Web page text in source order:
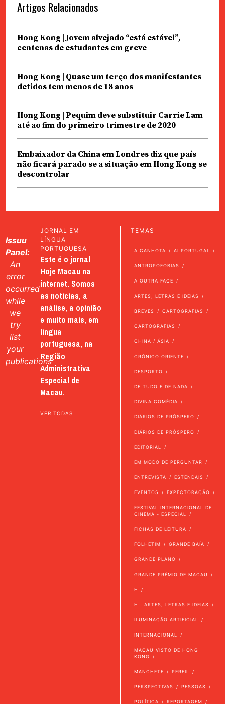
Artigos Relacionados
Hong Kong | Jovem alvejado “está estável”,
centenas de estudantes em greve
Hong Kong | Quase um terço dos manifestantes
detidos tem menos de 18 anos
Hong Kong | Pequim deve substituir Carrie Lam
até ao fim do primeiro trimestre de 2020
Embaixador da China em Londres diz que país
não ficará parado se a situação em Hong Kong se
descontrolar
Issuu
Panel:
An
error
occurred
while
we
try
list
your
publications
JORNAL EM
LÍNGUA
PORTUGUESA
Este é o jornal
Hoje Macau na
internet. Somos
as notícias, a
análise, a opinião
e muito mais, em
língua
portuguesa, na
Região
Administrativa
Especial de
Macau.
VER TODAS
TEMAS
A CANHOTA AI PORTUGAL
ANTROPOFOBIAS
A OUTRA FACE
ARTES, LETRAS E IDEIAS
BREVES CARTOGRAFIAS
CARTOGRAFIAS
CHINA / ÁSIA
CRÓNICO ORIENTE
DESPORTO
DE TUDO E DE NADA
DIVINA COMÉDIA
DIÁRIOS DE PRÓSPERO
DIÁRIOS DE PRÓSPERO
EDITORIAL
EM MODO DE PERGUNTAR
ENTREVISTA ESTENDAIS
EVENTOS EXPECTORAÇÃO
FESTIVAL INTERNACIONAL DE
CINEMA - ESPECIAL
FICHAS DE LEITURA
FOLHETIM GRANDE BAÍA
GRANDE PLANO
GRANDE PRÉMIO DE MACAU
H
H | ARTES, LETRAS E IDEIAS
ILUMINAÇÃO ARTIFICIAL
INTERNACIONAL
MACAU VISTO DE HONG
KONG
MANCHETE PERFIL
PERSPECTIVAS PESSOAS
POLÍTICA REPORTAGEM